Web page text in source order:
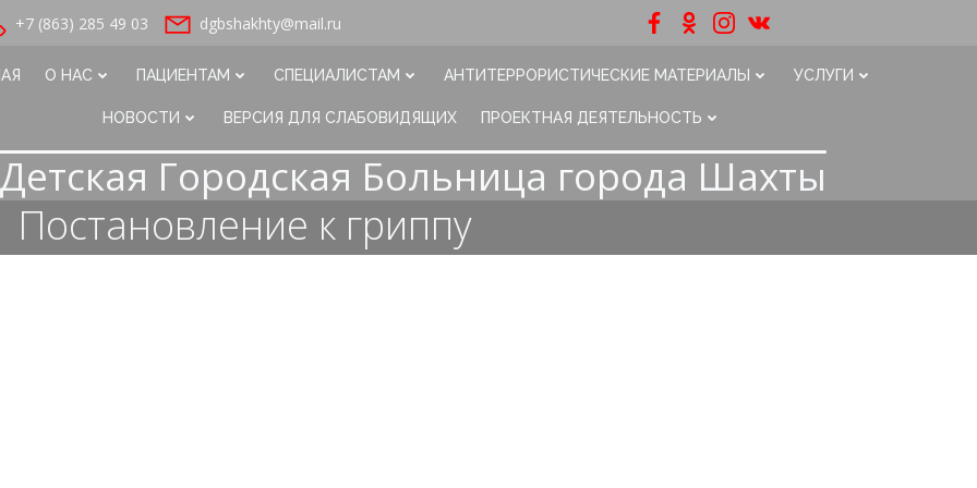
+7 (863) 285 49 03 dgbshakhty@mail.ru
О НАС ПАЦИЕНТАМ СПЕЦИАЛИСТАМ АНТИТЕРРОРИСТИЧЕСКИЕ МАТЕРИАЛЫ УСЛУГИ
НОВОСТИ ВЕРСИЯ ДЛЯ СЛАБОВИДЯЩИХ ПРОЕКТНАЯ ДЕЯТЕЛЬНОСТЬ
Детская Городская Больница города Шахты
Постановление к гриппу